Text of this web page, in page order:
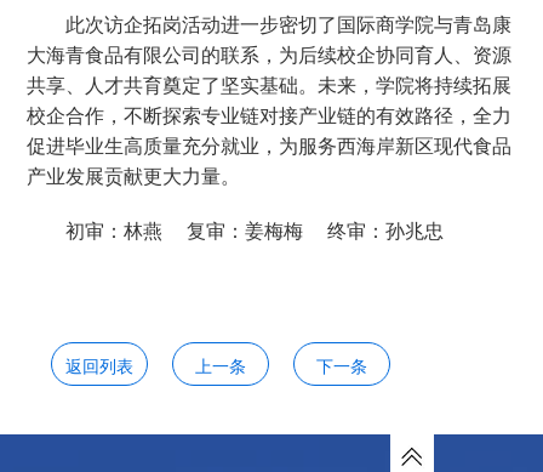
此次访企拓岗活动进一步密切了国际商学院与青岛康
大海青食品有限公司的联系，为后续校企协同育人、资源
共享、人才共育奠定了坚实基础。未来，学院将持续拓展
校企合作，不断探索专业链对接产业链的有效路径，全力
促进毕业生高质量充分就业，为服务西海岸新区现代食品
产业发展贡献更大力量。
初审：林燕 复审：姜梅梅 终审：孙兆忠
返回列表 上一条 下一条